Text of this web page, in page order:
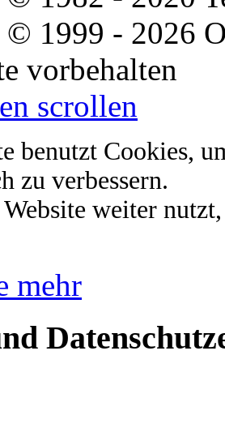
1999 - 2026
vorbehalten
scrollen
benutzt Cookies,
zu verbessern.
weiter
mehr